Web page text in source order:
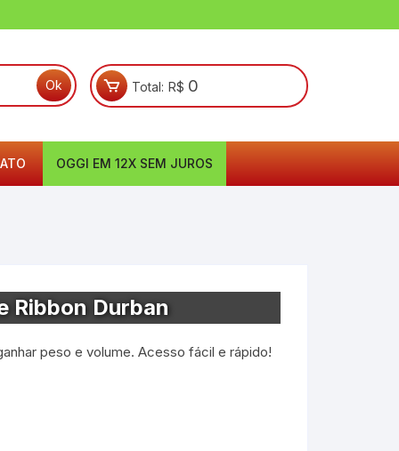
Total: R$ 0
OGGI EM 12X SEM JUROS
Ribbon Durban
peso e volume. Acesso fácil e rápido!